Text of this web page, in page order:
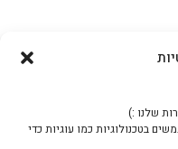
שלנו :)
בטכנולוגיות כמו עוגיות כדי